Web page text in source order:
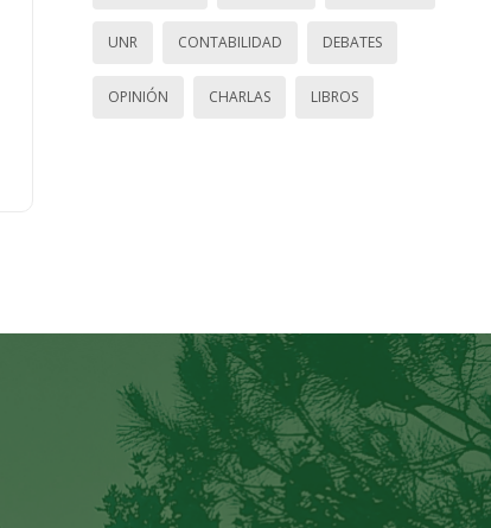
UNR CONTABILIDAD DEBATES
OPINIÓN CHARLAS LIBROS